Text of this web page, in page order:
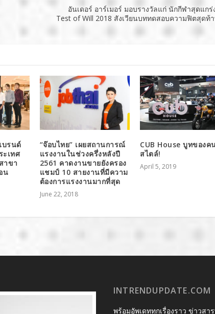
อันเดอร์ อาร์เมอร์ มอบรางวัลแก่ นักกีฬาสุดแกร่
Test of Will 2018 สังเวียนบททดสอบความฟิตสุดท้
บรนด์
ะเทศ
าขา
น
“จ๊อบไทย” เผยสถานการณ์
แรงงานในช่วงครึ่งหลังปี
2561 คาดงานขายยังครอง
แชมป์ 10 สายงานที่มีความ
ต้องการแรงงานมากที่สุด
June 22, 2018
CUB House บูทของค
สไตล์!
April 5, 2019
INTRENDUPDATE.COM
พร้อมอัพเดททุกเรื่องราว ข่าวส